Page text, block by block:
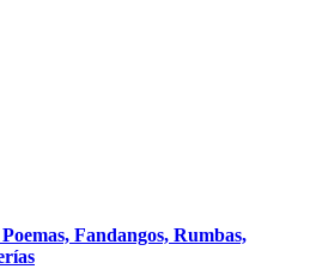
Fandangos, Rumbas,